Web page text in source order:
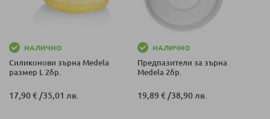
НАЛИЧНО
Силиконови зърна Medela
размер L 2бр.
17,90 €/35,01 лв.
НАЛИЧНО
Предпазители за зърна
Medela 2бр.
19,89 €/38,90 лв.